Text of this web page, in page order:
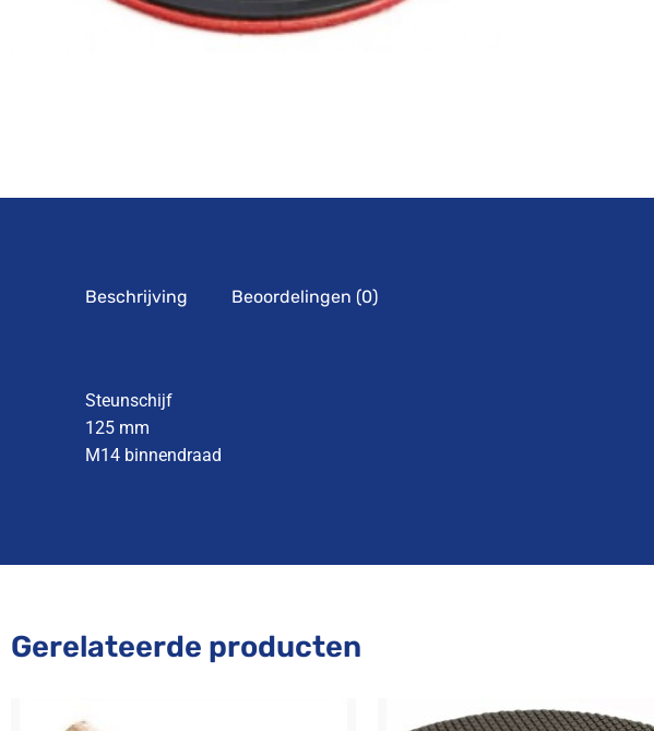
Beschrijving Beoordelingen (0)
Steunschijf
125 mm
M14 binnendraad
Gerelateerde producten